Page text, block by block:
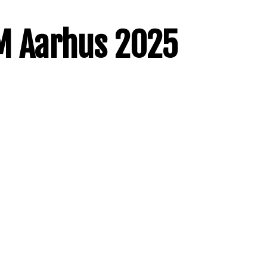
Aarhus 2025